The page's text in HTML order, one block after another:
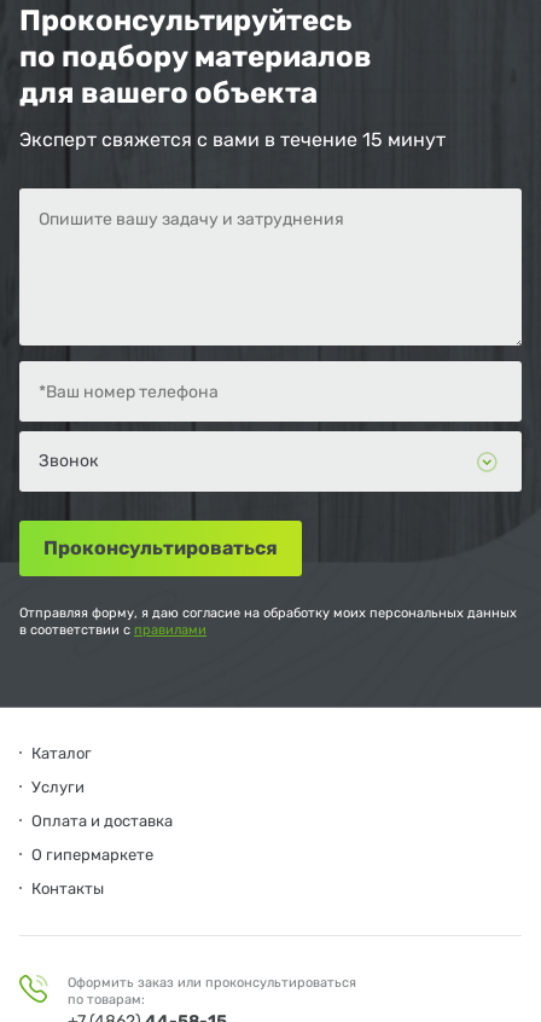
Проконсультируйтесь
по подбору материалов
для вашего объекта
Эксперт свяжется с вами в течение 15 минут
Отправляя форму, я даю согласие на обработку моих персональных данных
в соответствии с правилами
Каталог
Услуги
Оплата и доставка
О гипермаркете
Контакты
Оформить заказ или проконсультироваться
по товарам: